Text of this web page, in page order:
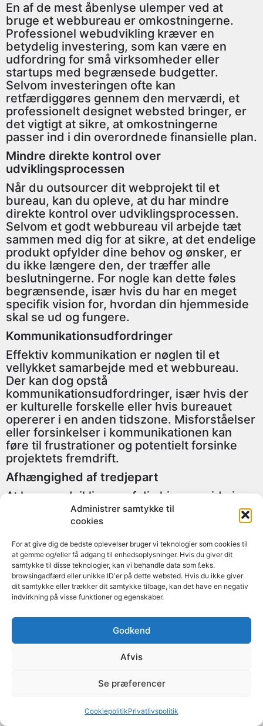
Administrer samtykke til
cookies
For at give dig de bedste oplevelser bruger vi teknologier som cookies til
at gemme og/eller få adgang til enhedsoplysninger. Hvis du giver dit
samtykke til disse teknologier, kan vi behandle data som f.eks.
browsingadfærd eller unikke ID'er på dette websted. Hvis du ikke giver
dit samtykke eller trækker dit samtykke tilbage, kan det have en negativ
indvirkning på visse funktioner og egenskaber.
Godkend
Afvis
Se præferencer
CookiepolitikPrivatlivspolitik
En af de mest åbenlyse ulemper ved at
bruge et webbureau er omkostningerne.
Professionel webudvikling kræver en
betydelig investering, som kan være en
udfordring for små virksomheder eller
startups med begrænsede budgetter.
Selvom investeringen ofte kan
retfærdiggøres gennem den merværdi, et
professionelt designet websted bringer, er
det vigtigt at sikre, at omkostningerne
passer ind i din overordnede finansielle plan.
Mindre direkte kontrol over
udviklingsprocessen
Når du outsourcer dit webprojekt til et
bureau, kan du opleve, at du har mindre
direkte kontrol over udviklingsprocessen.
Selvom et godt webbureau vil arbejde tæt
sammen med dig for at sikre, at det endelige
produkt opfylder dine behov og ønsker, er
du ikke længere den, der træffer alle
beslutningerne. For nogle kan dette føles
begrænsende, især hvis du har en meget
specifik vision for, hvordan din hjemmeside
skal se ud og fungere.
Kommunikationsudfordringer
Effektiv kommunikation er nøglen til et
vellykket samarbejde med et webbureau.
Der kan dog opstå
kommunikationsudfordringer, især hvis der
er kulturelle forskelle eller hvis bureauet
opererer i en anden tidszone. Misforståelser
eller forsinkelser i kommunikationen kan
føre til frustrationer og potentielt forsinke
projektets fremdrift.
Afhængighed af tredjepart
At lægge udviklingen af din hjemmeside i
hænderne på et webbureau skaber en vis
grad af afhængighed. Hvis bureauet lukker,
bureau, kan overgangen være kompleks og
tidskrævende. Derudover kan det være en
udfordring at foretage hurtige ændringer
eller opdateringer, da du skal koordinere
disse gennem bureauet.
Potentiel mangel på personlig tilknytning
Selvom et webbureau bringer
professionalisme og ekspertise til dit
projekt, kan der være en mangel på
personlig tilknytning til hjemmesiden. Når du
bygger din hjemmeside selv, er hver detalje
bureau kan processen føles mere